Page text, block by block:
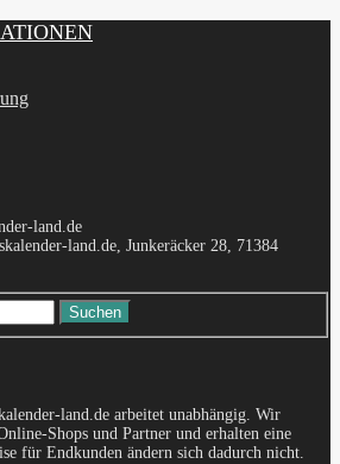
land.de
land.de, Junkeräcker 28, 71384
Suchen
land.de arbeitet unabhängig. Wir
Shops und Partner und erhalten eine
für Endkunden ändern sich dadurch nicht.